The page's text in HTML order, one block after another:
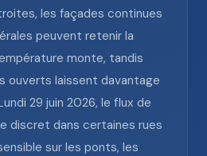
les façades continues
peuvent retenir la
monte, tandis
ouverts laissent davantage
29 juin 2026, le flux de
discret dans certaines rues
sur les ponts, les